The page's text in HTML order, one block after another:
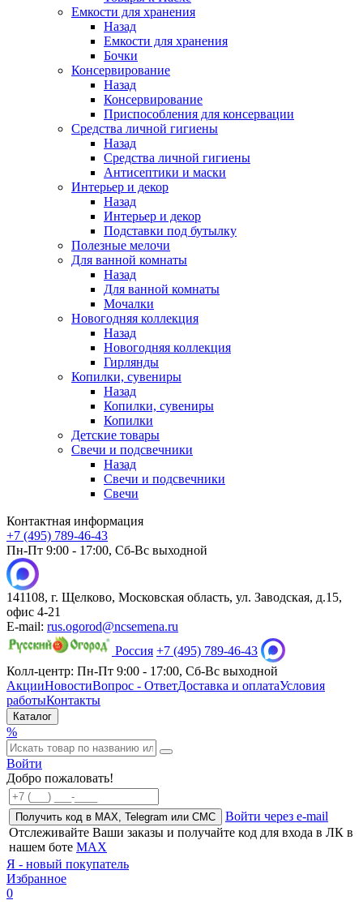
Емкости для хранения
Назад
Емкости для хранения
Бочки
Консервирование
Назад
Консервирование
Приспособления для консервации
Средства личной гигиены
Назад
Средства личной гигиены
Антисептики и маски
Интерьер и декор
Назад
Интерьер и декор
Подставки под бутылку
Полезные мелочи
Для ванной комнаты
Назад
Для ванной комнаты
Мочалки
Новогодняя коллекция
Назад
Новогодняя коллекция
Гирлянды
Копилки, сувениры
Назад
Копилки, сувениры
Копилки
Детские товары
Свечи и подсвечники
Назад
Свечи и подсвечники
Свечи
Контактная информация
+7 (495) 789-46-43
Пн-Пт 9:00 - 17:00, Сб-Вс выходной
141108, г. Щелково, Московская область, ул. Заводская, д.15,
офис 4-21
E-mail: rus.ogorod@ncsemena.ru
Россия +7 (495) 789-46-43
Колл-центр: Пн-Пт 9:00 - 17:00, Сб-Вс выходной
АкцииНовостиВопрос - ОтветДоставка и оплатаУсловия
работыКонтакты
Каталог
%
Войти
Добро пожаловать!
Получить код в MAX, Telegram или СМС
Войти через e-mail
Отслеживайте Ваши заказы и получайте код для входа в ЛК в
нашем боте MAX
Я - новый покупатель
Избранное
0